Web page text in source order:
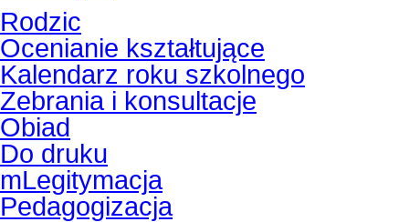
Rodzic
Ocenianie kształtujące
Kalendarz roku szkolnego
Zebrania i konsultacje
Obiad
Do druku
mLegitymacja
Pedagogizacja